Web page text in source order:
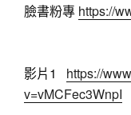
臉書粉專 https://
影片1 https://
v=vMCFec3WnpI